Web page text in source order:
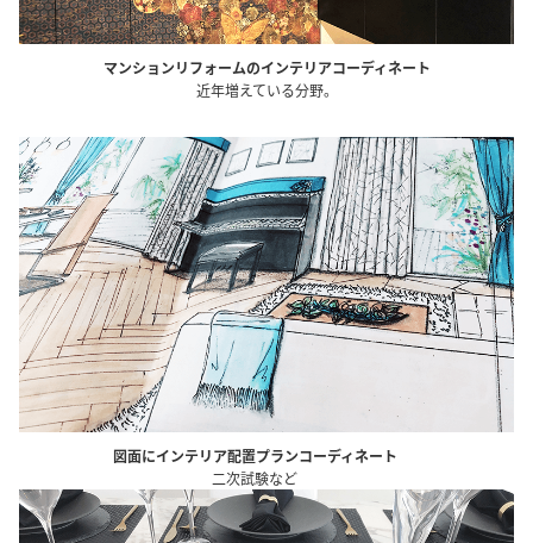
マンションリフォームのインテリアコーディネート
近年増えている分野。
図面にインテリア配置プランコーディネート
二次試験など